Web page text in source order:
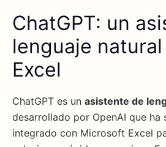
ChatGPT: un
lenguaje
Excel
ChatGPT es un asistente de
desarrollado por OpenAI que ha
integrado con Microsoft Excel